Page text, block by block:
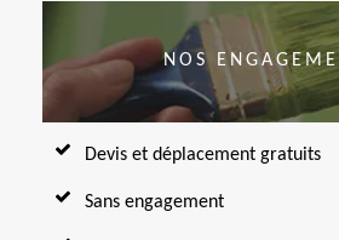
NOS
Devis et déplacement gratuits
Sans engagement